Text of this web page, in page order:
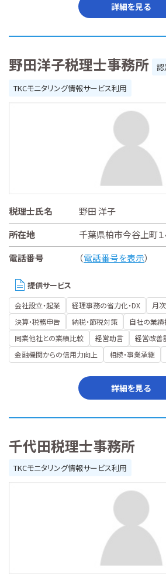
詳細を見る
野田洋子税理士事務所
認
TKCモニタリング情報サービス利用
税理士氏名
野田 洋子
所在地
千葉県柏市今谷上町１
電話番号
（電話番号を表示）
提供サービス
会社設立・起業 経理事務の省力化・DX 月
決算・税務申告
納税・節税対策 自社の業
同業他社との業績比較
経営助言
経営改善
金融機関からの信用力向上
相続・事業承継
詳細を見る
千代田税理士事務所
TKCモニタリング情報サービス利用